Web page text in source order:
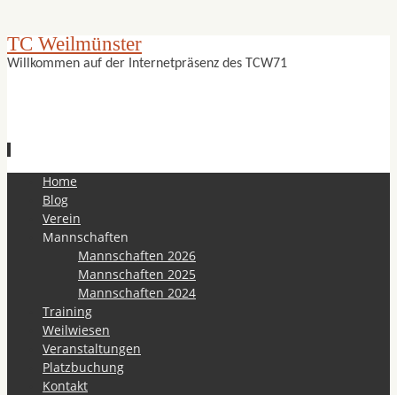
TC Weilmünster
Willkommen auf der Internetpräsenz des TCW71
springen
Home
Blog
Verein
Mannschaften
Mannschaften 2026
Mannschaften 2025
Mannschaften 2024
Training
Weilwiesen
Veranstaltungen
Platzbuchung
Kontakt